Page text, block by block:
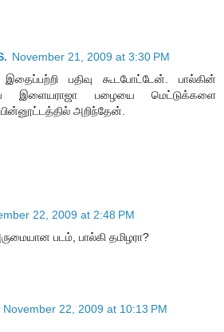
November 21, 2009 at 3:30 PM
பதிவு கூடபோட்டேன். பால்கின்
இளையராஜா பழையை மெட்டுக்களை
அறிந்தேன்.
22, 2009 at 2:48 PM
படம், பால்கி தமிழரா?
November 22, 2009 at 10:13 PM